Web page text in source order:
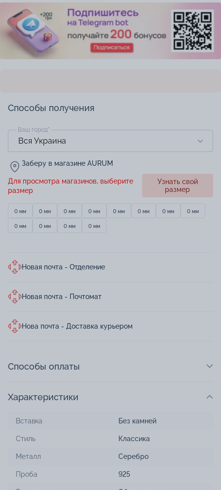
Способы получения
Ваш город*
Заберу в магазине AURUM
Для просмотра магазинов, выберите
размер
Узнать свой
размер
0 мм 0 мм 0 мм 0 мм 0 мм 0 мм 0 мм 0 мм
0 мм 0 мм 0 мм 0 мм
Новая почта - Отделение
Новая почта - Почтомат
Нова почта - Доставка курьером
Способы оплаты
Характеристики
Вставка Без камней
Стиль Классика
Металл Серебро
Проба 925